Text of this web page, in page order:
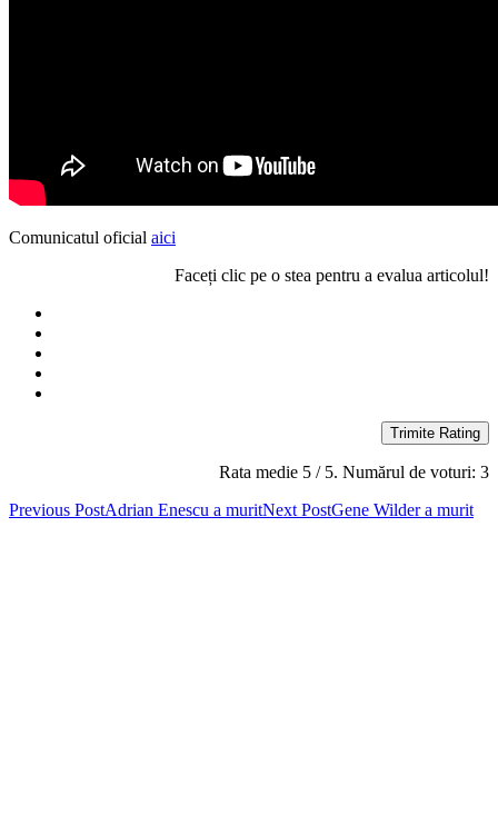
Comunicatul oficial aici
Faceți clic pe o stea pentru a evalua articolul!
Trimite Rating
Rata medie 5 / 5. Numărul de voturi: 3
Post
Previous PostAdrian Enescu a muritNext PostGene Wilder a murit